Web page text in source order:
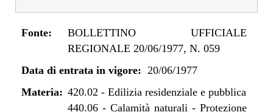
Fonte:
BOLLETTINO UFFICIALE
REGIONALE 20/06/1977, N. 059
Data di entrata in vigore: 20/06/1977
Materia: 420.02 - Edilizia residenziale e pubblica
440.06- Calamità naturali - Protezione